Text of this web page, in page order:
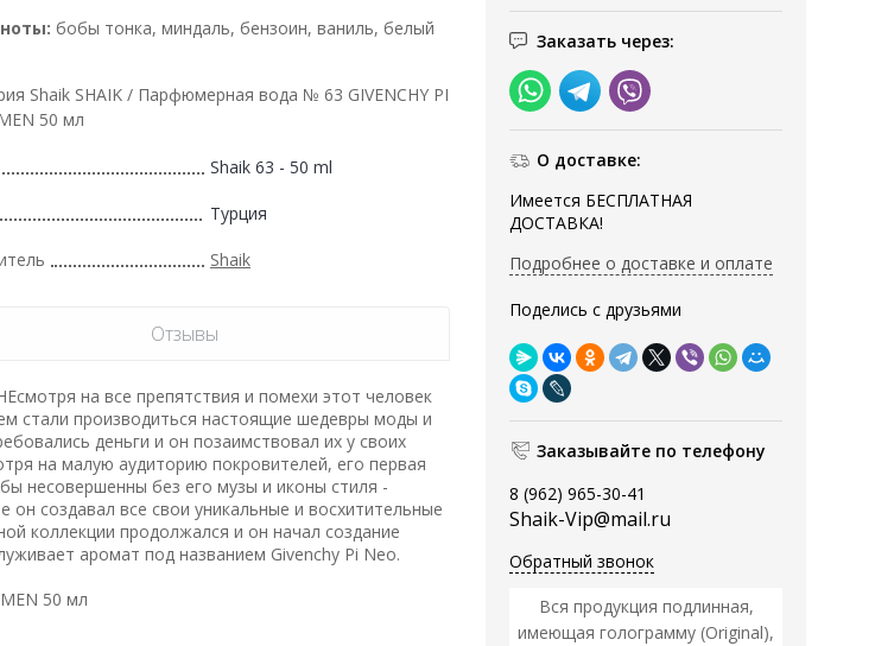
Заказать через:
О доставке:
Имеется БЕСПЛАТНАЯ
ДОСТАВКА!
Подробнее о доставке и оплате
Поделись с друзьями
Заказывайте по телефону
8 (962) 965-30-41
Shaik-Vip@mail.ru
Обратный звонок
Вся продукция подлинная,
имеющая голограмму (Original),
бобы тонка, миндаль, бензоин, ваниль, белый
Shaik SHAIK / Парфюмерная вода № 63 GIVENCHY PI
50 мл
Shaik 63 - 50 ml
Турция
Shaik
Отзывы
на все препятствия и помехи этот человек
стали производиться настоящие шедевры моды и
деньги и он позаимствовал их у своих
на малую аудиторию покровителей, его первая
несовершенны без его музы и иконы стиля -
создавал все свои уникальные и восхитительные
коллекции продолжался и он начал создание
аромат под названием Givenchy Pi Neo.
50 мл